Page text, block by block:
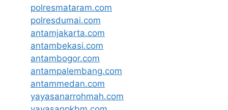
polresmataram.com
polresdumai.com
antamjakarta.com
antambekasi.com
antambogor.com
antampalembang.com
antammedan.com
yayasanarrohmah.com